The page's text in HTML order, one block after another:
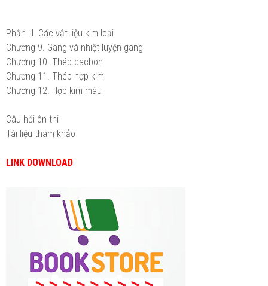
Phần III. Các vật liệu kim loại
Chương 9. Gang và nhiệt luyện gang
Chương 10. Thép cacbon
Chương 11. Thép hợp kim
Chương 12. Hợp kim màu
Câu hỏi ôn thi
Tài liệu tham khảo
LINK DOWNLOAD